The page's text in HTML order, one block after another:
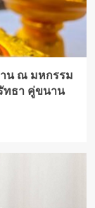
าน ณ มหกรรม
ทธา คู่ขนาน